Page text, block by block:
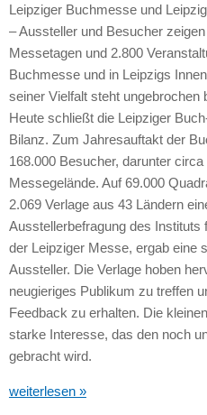
Leipziger Buchmesse und
– Aussteller und Besucher
Messetagen und 2.800
Buchmesse und in Leipzigs
seiner Vielfalt steht ungebrochen
Heute schließt die Leipziger
Bilanz. Zum Jahresauftakt der
168.000 Besucher, darunter
Messegelände. Auf 69.000
2.069 Verlage aus 43 Ländern
Ausstellerbefragung des
der Leipziger Messe, ergab eine
Aussteller. Die Verlage hoben
neugieriges Publikum zu treffen
Feedback zu erhalten. Die
starke Interesse, das den noch
gebracht wird.
weiterlesen »